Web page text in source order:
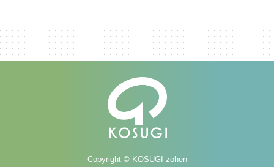
Copyright © KOSUGI zohen